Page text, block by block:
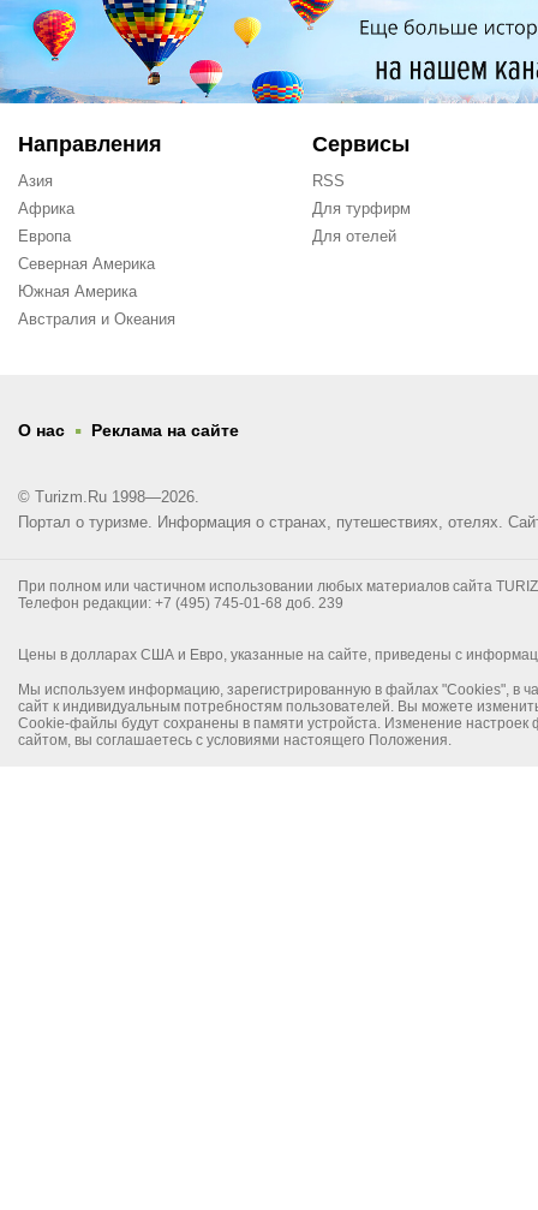
Направления
Азия
Африка
Европа
Северная Америка
Южная Америка
Австралия и Океания
Сервисы
RSS
Для турфирм
Для отелей
О нас . Реклама на сайте
© Turizm.Ru 1998—2026.
Портал о туризме. Информация о странах, путешествиях, отелях.
При полном или частичном использовании любых материалов сайта
Телефон редакции: +7 (495) 745-01-68 доб. 239
Цены в долларах США и Евро, указанные на сайте, приведены с
Мы используем информацию, зарегистрированную в файлах "Cookies", в
сайт к индивидуальным потребностям пользователей. Вы можете
Cookie-файлы будут сохранены в памяти устройста. Изменение
сайтом, вы соглашаетесь с условиями настоящего Положения.